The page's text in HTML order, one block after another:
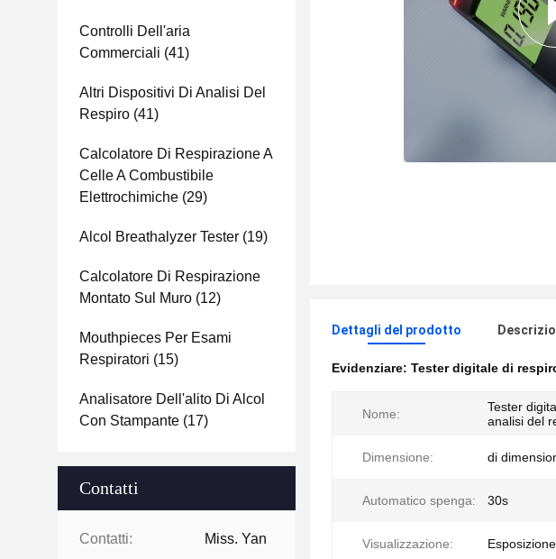
Controlli Dell'aria
Commerciali (41)
Altri Dispositivi Di Analisi Del
Respiro (41)
Calcolatore Di Respirazione A
Celle A Combustibile
Elettrochimiche (29)
Alcol Breathalyzer Tester (19)
Calcolatore Di Respirazione
Montato Sul Muro (12)
Mouthpieces Per Esami
Respiratori (15)
Analisatore Dell'alito Di Alcol
Con Stampante (17)
Contatti
Contatti: Miss. Yan
Dettagli del prodotto
Evidenziare: Tester digitale di
Nome:
Tester
analisi del
Dimensione: di
Automatico spenga: 30s
Visualizzazione: